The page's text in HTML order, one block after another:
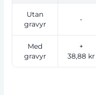
Utan
gravyr
-
Med
gravyr
+
38,88 kr